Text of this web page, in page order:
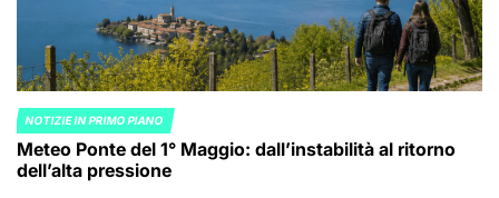
POSTED
IN
NOTIZIE IN PRIMO PIANO
Meteo Ponte del 1° Maggio: dall’instabilità al ritorno
dell’alta pressione